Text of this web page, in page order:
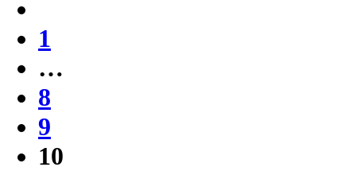
1
…
8
9
10